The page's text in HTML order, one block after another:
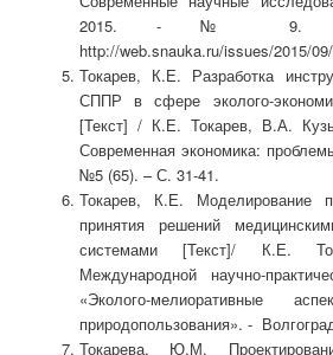
2015. - № 9.
http://web.snauka.ru/issues/2015/
Токарев, К.Е. Разработка
СППР в сфере эколого-
[Текст] / К.Е. Токарев, В.А.
Современная экономика:
№5 (65). – С. 31-41.
Токарев, К.Е. Моделирование
принятия решений
системами [Текст]/ К.Е.
Международной научно-
«Эколого-мелиоративные
природопользования». -
Токарева, Ю.М.